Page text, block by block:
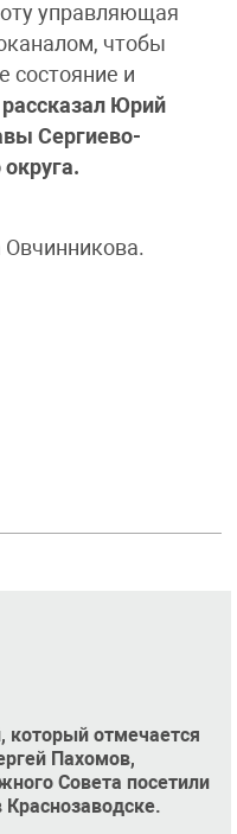
управляющая
чтобы
состояние и
рассказал Юрий
Сергиево-
который отмечается
Пахомов,
Совета посетили